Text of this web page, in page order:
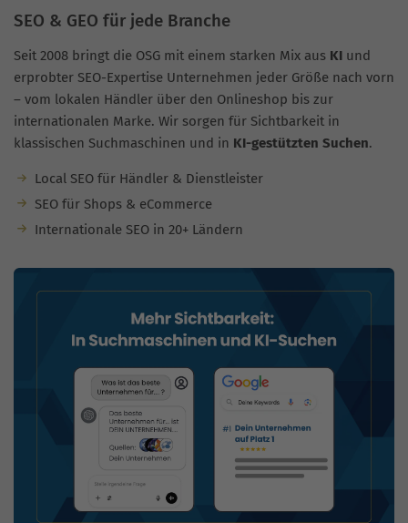
SEO & GEO für jede Branche
Seit 2008 bringt die OSG mit einem starken Mix aus KI und
erprobter SEO-Expertise Unternehmen jeder Größe nach vorn
– vom lokalen Händler über den Onlineshop bis zur
internationalen Marke. Wir sorgen für Sichtbarkeit in
klassischen Suchmaschinen und in KI-gestützten Suchen.
Local SEO für Händler & Dienstleister
SEO für Shops & eCommerce
Internationale SEO in 20+ Ländern